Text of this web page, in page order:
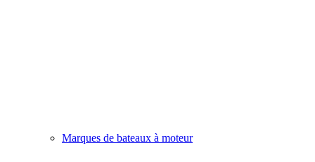
Marques de bateaux à moteur